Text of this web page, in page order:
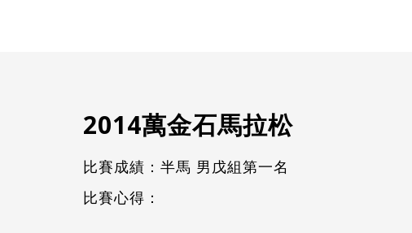
2014萬金石馬拉松
比賽成績：半馬 男戊組第一名
比賽心得：